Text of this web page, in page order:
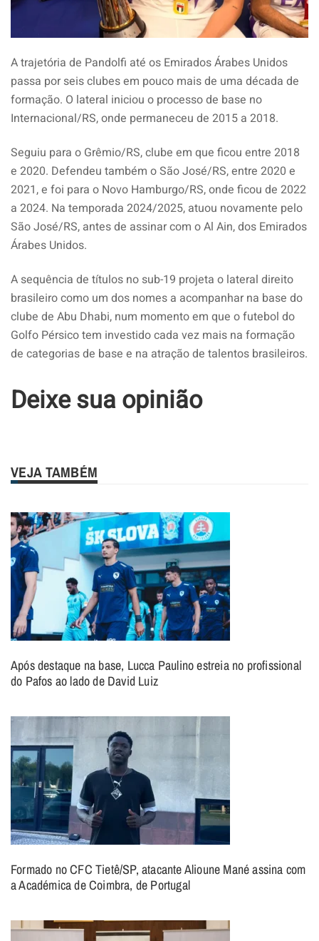
A trajetória de Pandolfi até os Emirados Árabes Unidos
passa por seis clubes em pouco mais de uma década de
formação. O lateral iniciou o processo de base no
Internacional/RS, onde permaneceu de 2015 a 2018.
Seguiu para o Grêmio/RS, clube em que ficou entre 2018
e 2020. Defendeu também o São José/RS, entre 2020 e
2021, e foi para o Novo Hamburgo/RS, onde ficou de 2022
a 2024. Na temporada 2024/2025, atuou novamente pelo
São José/RS, antes de assinar com o Al Ain, dos Emirados
Árabes Unidos.
A sequência de títulos no sub-19 projeta o lateral direito
brasileiro como um dos nomes a acompanhar na base do
clube de Abu Dhabi, num momento em que o futebol do
Golfo Pérsico tem investido cada vez mais na formação
de categorias de base e na atração de talentos brasileiros.
Deixe sua opinião
VEJA TAMBÉM
Após destaque na base, Lucca Paulino estreia no profissional
do Pafos ao lado de David Luiz
Formado no CFC Tietê/SP, atacante Alioune Mané assina com
a Académica de Coimbra, de Portugal